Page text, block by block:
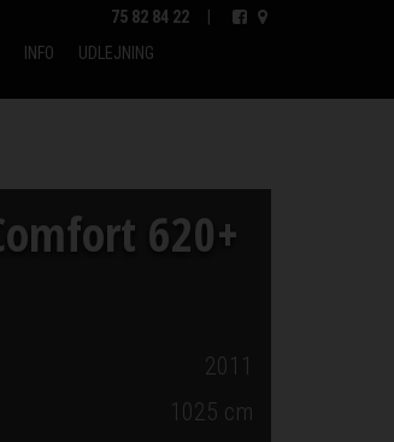
75 82 84 22
INFO UDLEJNING
620+
2011
1025 cm